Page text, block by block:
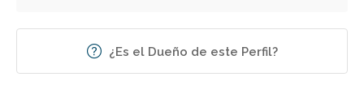
¿Es el Dueño de este Perfil?